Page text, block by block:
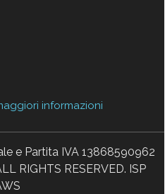
informazioni
e Partita IVA 13868590962
RIGHTS RESERVED. ISP